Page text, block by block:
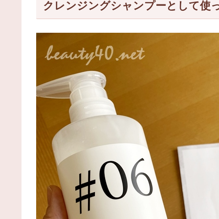
クレンジングシャンプーとして使